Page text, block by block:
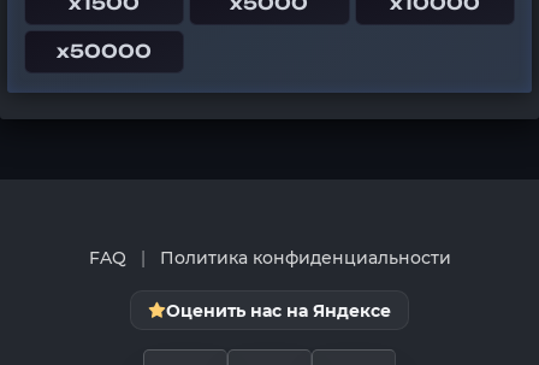
x50000
FAQ Политика конфиденциальности
Оценить нас на Яндексе